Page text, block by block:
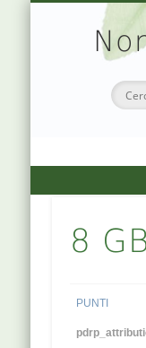
8 GB
PUNTI